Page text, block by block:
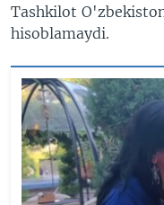
Tashkilot
hisoblamaydi.